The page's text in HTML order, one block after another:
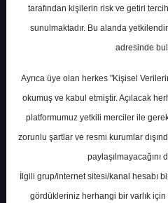
Hedef Fiyat
Getiri
1
tarafından kişilerin risk ve getiri
sunulmaktadır. Bu alanda
adresinde
Ayrıca üye olan herkes "Kişisel
okumuş ve kabul etmiştir. Açılacak
platformumuz yetkili merciler ile
zorunlu şartlar ve resmi kurumlar
paylaşılmayacağını
İlgili grup/internet sitesi/kanal hesabı
gördükleriniz herhangi bir varlık için